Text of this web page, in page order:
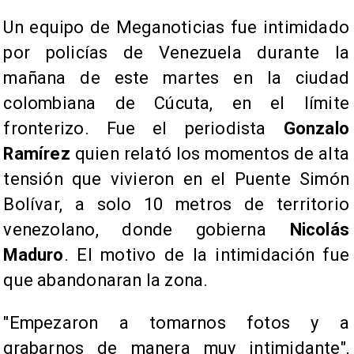
Un equipo de Meganoticias fue intimidado
por policías de Venezuela durante la
mañana de este martes en la ciudad
colombiana de Cúcuta, en el límite
fronterizo. Fue el periodista Gonzalo
Ramírez quien relató los momentos de alta
tensión que vivieron en el Puente Simón
Bolívar, a solo 10 metros de territorio
venezolano, donde gobierna Nicolás
Maduro. El motivo de la intimidación fue
que abandonaran la zona.
"Empezaron a tomarnos fotos y a
grabarnos de manera muy intimidante",